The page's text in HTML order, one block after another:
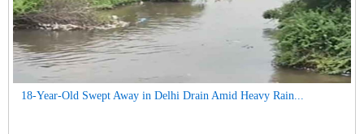
18-Year-Old Swept Away in Delhi Drain Amid Heavy Rain...